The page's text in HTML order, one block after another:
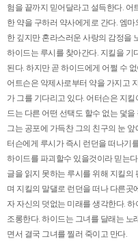
험을 끝까지 믿어달라고 설득한다. 어
한 약을 구하러 약사에게로 간다. 엠
한 깊지만 혼라스러운 사랑의 감정을
하이드는 루시를 찾아간다. 지킬을 기
된다. 하지만 곧 하이드에게 어쩔 수
어트슨은 악제사로부터 약을 가지고
가 그를 기다리고 있다. 어터슨은 지
드는 다른 어떤 선택도 할수 없는 덫
그는 공포에 가득찬 그의 친구의 눈
터슨에게 루시가 즉시 런던을 떠나기
하이드를 파괴할수 있을것이라 믿는
글을 읽지 못하는 루시를 위해 지킬의
며 지킬의 말댈로 런던을 떠나 다른곳
자 자신의 덧없는 미래를 생각한다.
조롱한다. 하이드는 그녀를 달래는 노
면서 결국 그녀를 찔러 죽이고 만다.